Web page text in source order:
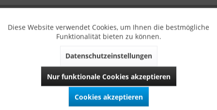
Größe gekauft werden!
36 38 40 42
Diese Website verwendet Cookies, um Ihnen die bestmögliche
Funktionalität bieten zu können.
Datenschutzeinstellungen
Nur funktionale Cookies akzeptieren
Cookies akzeptieren